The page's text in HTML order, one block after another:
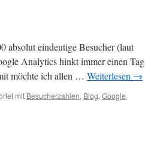
absolut eindeutige Besucher (laut
Analytics hinkt immer einen Tag
möchte ich allen … Weiterlesen →
mit Besucherzahlen, Blog, Google,